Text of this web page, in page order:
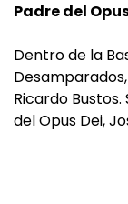
Padre del
Dentro de la
Ricardo
del Opus Dei,